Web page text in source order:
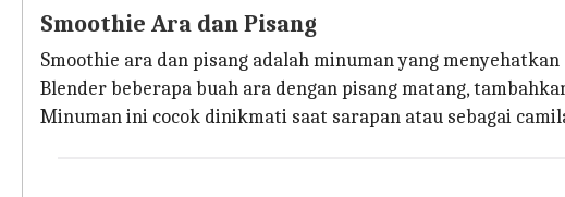
Smoothie Ara dan Pisang
Smoothie ara dan pisang adalah minuman yang
Blender beberapa buah ara dengan pisang matang,
Minuman ini cocok dinikmati saat sarapan atau sebagai